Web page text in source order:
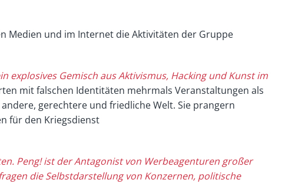
Medien und im Internet die Aktivitäten der Gruppe
explosives Gemisch aus Aktivismus, Hacking und Kunst im
mit falschen Identitäten mehrmals Veranstaltungen als
gerechtere und friedliche Welt. Sie prangern
für den Kriegsdienst
Peng! ist der Antagonist von Werbeagenturen großer
die Selbstdarstellung von Konzernen, politische